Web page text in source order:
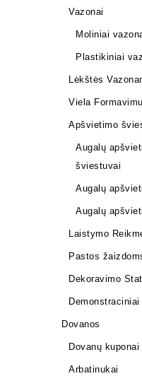
Vazonai
Moliniai
Plastikiniai
Lėkštės
Viela
Apšvietimo
Augalų
šviestuvai
Augalų
Augalų
Laistymo
Pastos
Dekoravimo
Dovanos
Dovanų kuponai
Arbatinukai